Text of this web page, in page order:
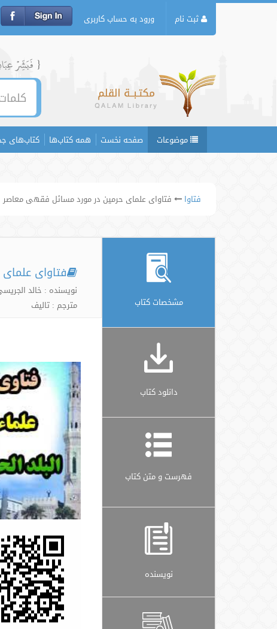
ثبت نام ورود به حساب کاربری
{ فَبَشِّرۡ
موضوعات صفحه نخست همه کتاب‌ها کتاب‌های
فتاوا فتاوای علمای حرمین در مورد مسائل فقهی معاصر
مشخصات کتاب
دانلود کتاب
فهرست و متن کتاب
نویسنده
فتاوای
نویسنده : خالد
مترجم : تالیف